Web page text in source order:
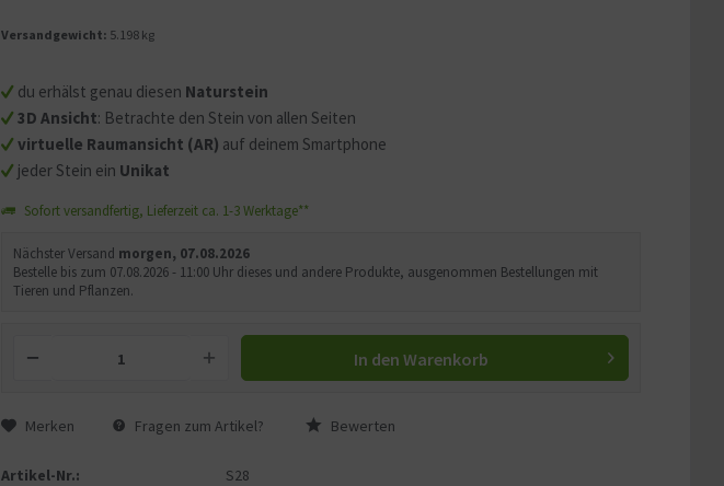
Mit dem Aufruf des Videos erklären
übermittelt werden und dass Sie die
gelesen haben.
du erhälst genau diesen Naturstein
3D Ansicht: Betrachte den Stein von allen Seiten
virtuelle Raumansicht (AR) auf deinem Smartphone
jeder Stein ein Unikat
Versandgewicht: 5.198 kg
Sofort versandfertig, Lieferzeit ca. 1-3 Werktage**
Nächster Versand morgen, 07.08.2026
Bestelle bis zum 07.08.2026 - 11:00 Uhr dieses und andere Produkte, ausgenommen Bestellungen mit
Tieren und Pflanzen.
In den Warenkorb
Merken Fragen zum Artikel? Bewerten
Artikel-Nr.:
S28